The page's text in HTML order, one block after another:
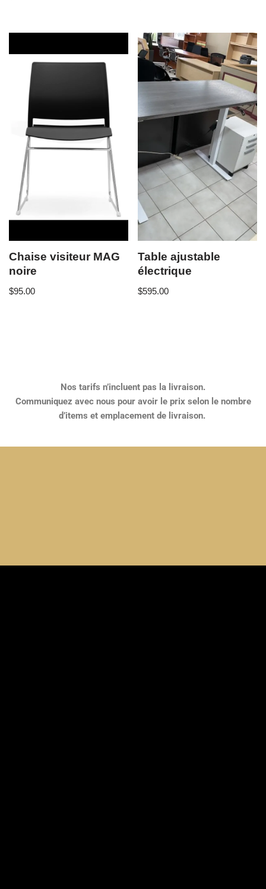
Chaise visiteur MAG
noire
$95.00
Table ajustable
électrique
$595.00
Nos tarifs n’incluent pas la livraison.
Communiquez avec nous pour avoir le prix selon le nombre
d’items et emplacement de livraison.